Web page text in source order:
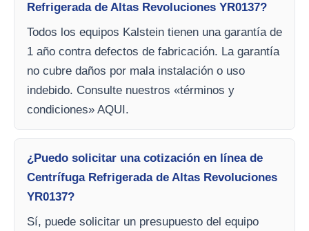
Refrigerada de Altas Revoluciones YR0137?
Todos los equipos Kalstein tienen una garantía de
1 año contra defectos de fabricación. La garantía
no cubre daños por mala instalación o uso
indebido. Consulte nuestros «términos y
condiciones» AQUI.
¿Puedo solicitar una cotización en línea de
Centrífuga Refrigerada de Altas Revoluciones
YR0137?
Sí, puede solicitar un presupuesto del equipo